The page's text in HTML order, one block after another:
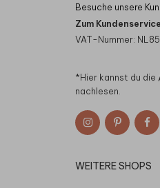
Besuche unsere
Zum Kundenservice
VAT-Nummer:
*Hier kannst du die
nachlesen.
WEITERE SHOPS